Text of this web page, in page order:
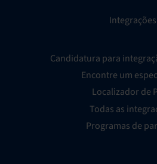
Integrações
Candidatura para
Encontre um
Localizador de
Todas as
Programas de